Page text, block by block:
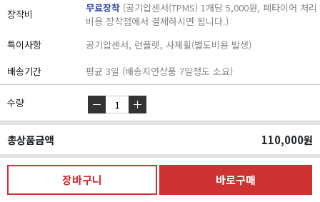
장착비 무료장착 (공기압센서(TPMS) 1개당 5,000원, 폐타이어 처리
비용 장착점에서 결제하시면 됩니다.)
특이사항
공기압센서, 런플렛, 사제휠(별도비용 발생)
배송기간
평균 3일 (배송지연상품 7일정도 소요)
수량
총상품금액 110,000원